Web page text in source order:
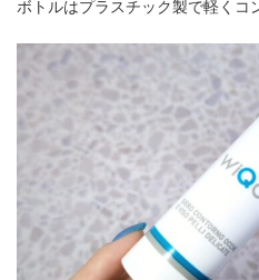
ボトルはプラスチック製で軽くコ